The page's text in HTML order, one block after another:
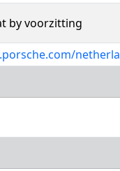
by voorzitting